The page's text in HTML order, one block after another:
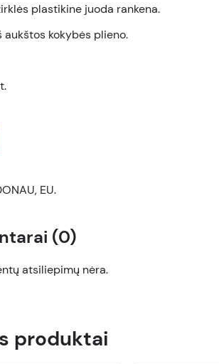
plastikine juoda rankena.
aukštos kokybės plieno.
EU.
(0)
atsiliepimų nėra.
produktai